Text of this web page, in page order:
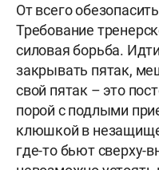
От всего
Требование
силовая борьба.
закрывать пятак,
свой пятак – это
порой с подлыми
клюшкой в
где-то бьют сверху-